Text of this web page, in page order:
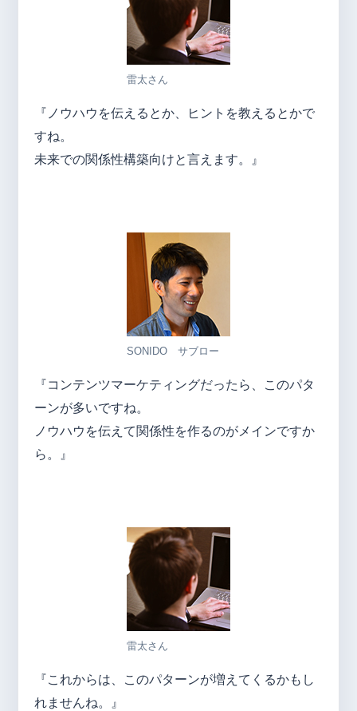
雷太さん
『ノウハウを伝えるとか、ヒントを教えるとかで
すね。
未来での関係性構築向けと言えます。』
SONIDO サブロー
『コンテンツマーケティングだったら、このパタ
ーンが多いですね。
ノウハウを伝えて関係性を作るのがメインですか
ら。』
雷太さん
『これからは、このパターンが増えてくるかもし
れませんね。』